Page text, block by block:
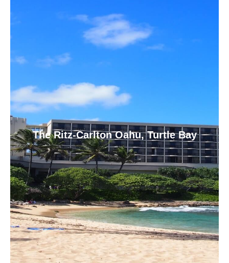
The Ritz-Carlton Oahu, Turtle Bay